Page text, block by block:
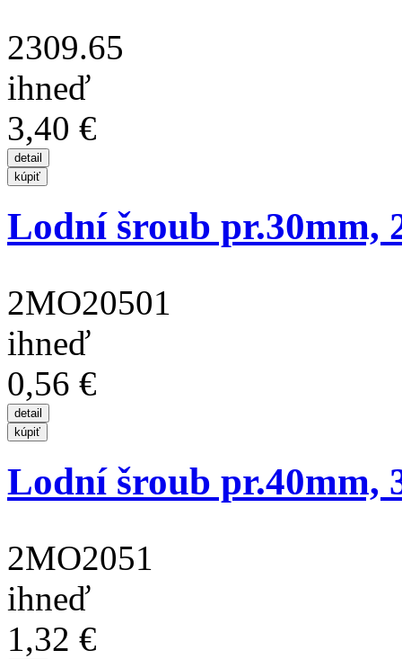
2309.65
ihneď
3,40 €
Lodní šroub pr.30mm,
2MO20501
ihneď
0,56 €
Lodní šroub pr.40mm,
2MO2051
ihneď
1,32 €